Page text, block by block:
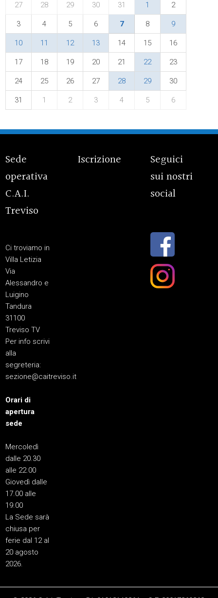
27 28 29 30 31 1 2
3 4 5 6 7 8 9
10 11 12 13 14 15 16
17 18 19 20 21 22 23
24 25 26 27 28 29 30
31 1 2 3 4 5 6
Sede
operativa
C.A.I.
Treviso
Ci troviamo in
Villa Letizia
Via
Alessandro e
Luigino
Tandura
31100
Treviso TV
Per info scrivi
alla
segreteria:
sezione@caitreviso.it
Orari di
apertura
sede
Mercoledì
dalle 20.30
alle 22.00
Giovedì dalle
17.00 alle
19.00
La Sede sarà
chiusa per
ferie dal 12 al
20 agosto
2026.
Iscrizione
Seguici
sui nostri
social